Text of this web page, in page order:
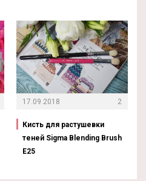
17.09.2018 2
Кисть для растушевки
теней Sigma Blending Brush
E25